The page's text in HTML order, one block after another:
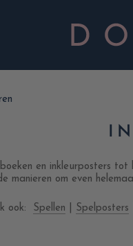
en inkleurposters
manieren om even
ook: Spellen Spelposters